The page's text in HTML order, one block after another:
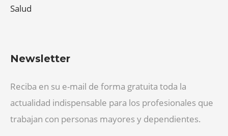
Salud
Newsletter
Reciba en su e-mail de forma gratuita toda la
actualidad indispensable para los profesionales que
trabajan con personas mayores y dependientes.